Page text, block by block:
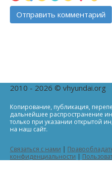
2010 - 2026 © vhyundai.org
Копирование, публикация,
дальнейшее распространение
только при указании открытой
на наш сайт.
Связаться с нами |
конфиденциальности |